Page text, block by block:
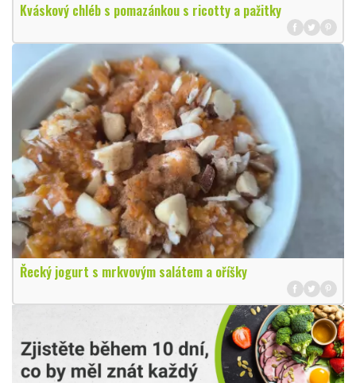
Kváskový chléb s pomazánkou s ricotty a pažitky
Řecký jogurt s mrkvovým salátem a oříšky